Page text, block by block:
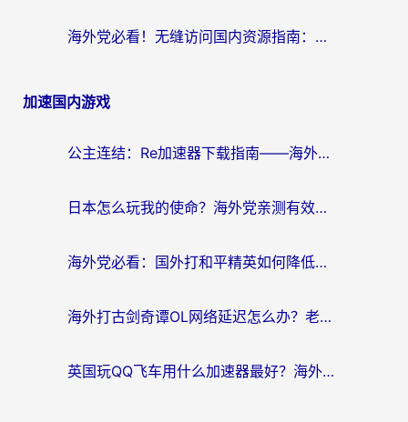
海外党必看！无缝访问国内资源指南：从vpn官网下载到加速器选择（附番茄实测）
加速国内游戏
公主连结：Re加速器下载指南——海外党不再错过国服活动的秘密武器
日本怎么玩我的使命？海外党亲测有效的国服游戏加速指南（附避坑技巧）
海外党必看：国外打和平精英如何降低延迟？附3款热门国服游戏加速方案
海外打古剑奇谭OL网络延迟怎么办？老玩家亲测有效的加速器选择指南
英国玩QQ飞车用什么加速器最好？海外党亲测，告别漂移卡顿的终极选择